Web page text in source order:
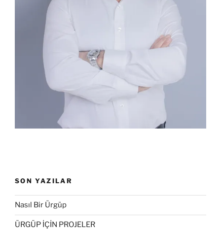
SON YAZILAR
Nasıl Bir Ürgüp
ÜRGÜP İÇİN PROJELER